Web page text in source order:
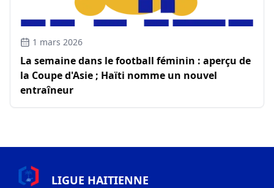
1 mars 2026
La semaine dans le football féminin : aperçu de
la Coupe d'Asie ; Haïti nomme un nouvel
entraîneur
LIGUE HAITIENNE